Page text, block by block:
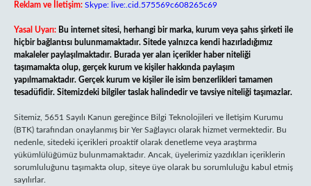
Reklam ve İletişim: Skype: live:.cid.575569c608265c69
Yasal Uyarı: Bu internet sitesi, herhangi bir marka, kurum veya şahıs şirketi ile
hiçbir bağlantısı bulunmamaktadır. Sitede yalnızca kendi hazırladığımız
makaleler paylaşılmaktadır. Burada yer alan içerikler haber niteliği
taşımamakta olup, gerçek kurum ve kişiler hakkında paylaşım
yapılmamaktadır. Gerçek kurum ve kişiler ile isim benzerlikleri tamamen
tesadüfidir. Sitemizdeki bilgiler taslak halindedir ve tavsiye niteliği taşımazlar.
Sitemiz, 5651 Sayılı Kanun gereğince Bilgi Teknolojileri ve İletişim Kurumu
(BTK) tarafından onaylanmış bir Yer Sağlayıcı olarak hizmet vermektedir. Bu
nedenle, sitedeki içerikleri proaktif olarak denetleme veya araştırma
yükümlülüğümüz bulunmamaktadır. Ancak, üyelerimiz yazdıkları içeriklerin
sorumluluğunu taşımakta olup, siteye üye olarak bu sorumluluğu kabul etmiş
sayılırlar.